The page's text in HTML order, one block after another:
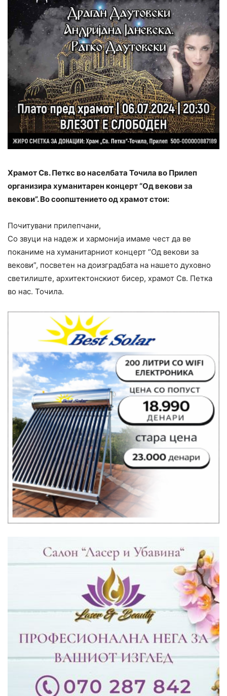
Храмот Св. Петкс во населбата Точила во Прилеп
организира хуманитарен концерт “Од векови за
векови”. Во соопштението од храмот стои:
Почитувани прилепчани,
Со звуци на надеж и хармонија имаме чест да ве
поканиме на хуманитарниот концерт “Од векови за
векови”, посветен на доизградбата на нашето духовно
светилиште, архитектонскиот бисер, храмот Св. Петка
во нас. Точила.